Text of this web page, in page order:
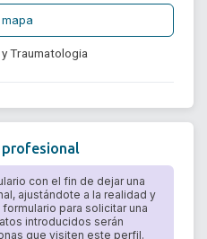
Traumatologia
profesional
con el fin de dejar una
ajustándote a la realidad y
para solicitar una
introducidos serán
que visiten este perfil.